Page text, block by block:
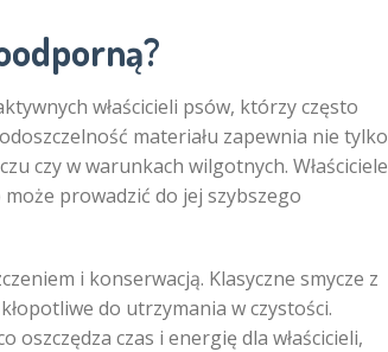
właścicieli psów, którzy często
materiału zapewnia nie tylko
czy w warunkach wilgotnych. Właściciele
prowadzić do jej szybszego
i konserwacją. Klasyczne smycze z
do utrzymania w czystości.
czas i energię dla właścicieli,